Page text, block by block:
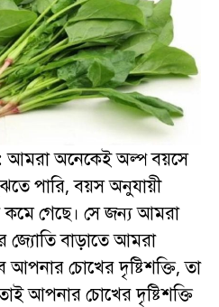
:: আমরা অনেকেই অল্প বয়সে
পারি, বয়স অনুযায়ী
গেছে। সে জন্য আমরা
জ্যোতি বাড়াতে আমরা
আপনার চোখের দৃষ্টিশক্তি, তা
আপনার চোখের দৃষ্টিশক্তি